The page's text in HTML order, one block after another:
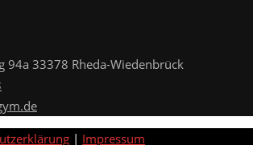
94a 33378 Rheda-Wiedenbrück
| Impressum